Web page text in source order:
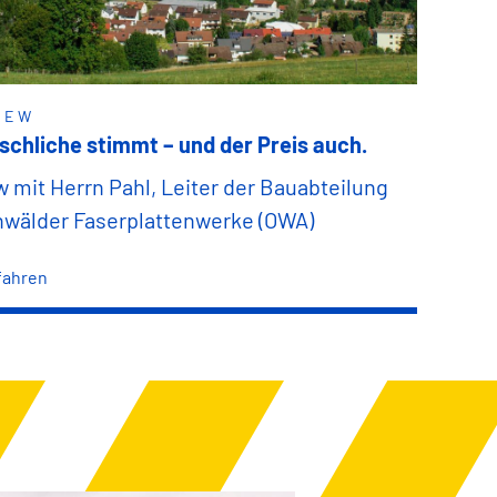
stimmt – und der Preis auch.
mit Herrn Pahl, Leiter der Bauabteilung
Faserplattenwerke (OWA)